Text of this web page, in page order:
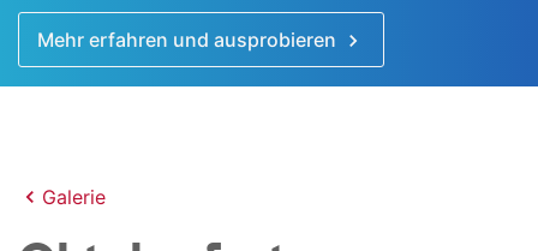
Mehr erfahren und ausprobieren
Galerie